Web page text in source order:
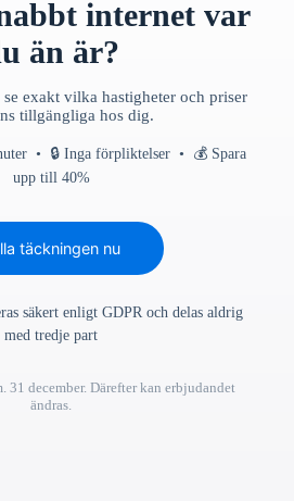
internet var
än är?
exakt vilka hastigheter och priser
tillgängliga hos dig.
• 🔒 Inga förpliktelser • 💰 Spara
upp till 40%
täckningen nu
säkert enligt GDPR och delas aldrig
med tredje part
31 december. Därefter kan erbjudandet
ändras.